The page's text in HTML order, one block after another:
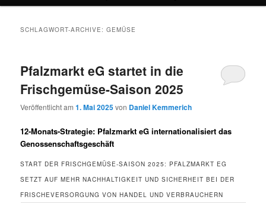
SCHLAGWORT-ARCHIVE:GEMÜSE
Pfalzmarkt eG startet in die
Frischgemüse-Saison 2025
Veröffentlicht am1. Mai 2025von Daniel Kemmerich
12-Monats-Strategie: Pfalzmarkt eG internationalisiert das
Genossenschaftsgeschäft
START DER FRISCHGEMÜSE-SAISON 2025: PFALZMARKT EG
SETZT AUF MEHR NACHHALTIGKEIT UND SICHERHEIT BEI DER
FRISCHEVERSORGUNG VON HANDEL UND VERBRAUCHERN